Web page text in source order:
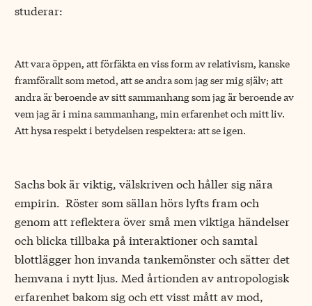
studerar:
Att vara öppen, att förfäkta en viss form av relativism, kanske
framförallt som metod, att se andra som jag ser mig själv; att
andra är beroende av sitt sammanhang som jag är beroende av
vem jag är i mina sammanhang, min erfarenhet och mitt liv.
Att hysa respekt i betydelsen respektera: att se igen.
Sachs bok är viktig, välskriven och håller sig nära
empirin. Röster som sällan hörs lyfts fram och
genom att reflektera över små men viktiga händelser
och blicka tillbaka på interaktioner och samtal
blottlägger hon invanda tankemönster och sätter det
hemvana i nytt ljus. Med årtionden av antropologisk
erfarenhet bakom sig och ett visst mått av mod,